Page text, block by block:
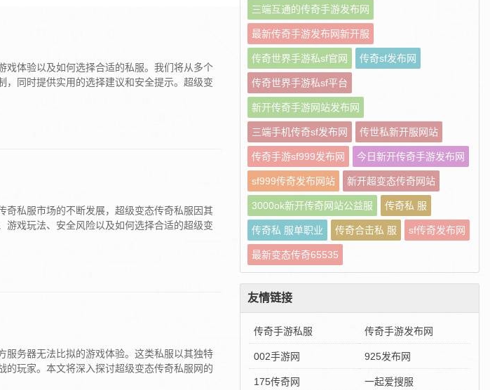
戏体验以及如何选择合适的私服。我们将从多个
，同时提供实用的选择建议和安全提示。超级变
奇私服市场的不断发展，超级变态传奇私服因其
戏玩法、安全风险以及如何选择合适的超级变
服务器无法比拟的游戏体验。这类私服以其独特
的玩家。本文将深入探讨超级变态传奇私服网的
三端互通的传奇手游发布网
最新传奇手游发布网新开服
传奇世界手游私sf官网 传奇sf发布网
传奇世界手游私sf平台
新开传奇手游网站发布网
三端手机传奇sf发布网 传世私新开服网站
传奇手游sf999发布网 今日新开传奇手游发布网
sf999传奇发布网站 新开超变态传奇网站
3000ok新开传奇网站公益服 传奇私 服
传奇私 服单职业 传奇合击私 服 sf传奇发布网
最新变态传奇65535
友情链接
传奇手游私服 传奇手游发布网
002手游网 925发布网
175传奇网 一起爱搜服